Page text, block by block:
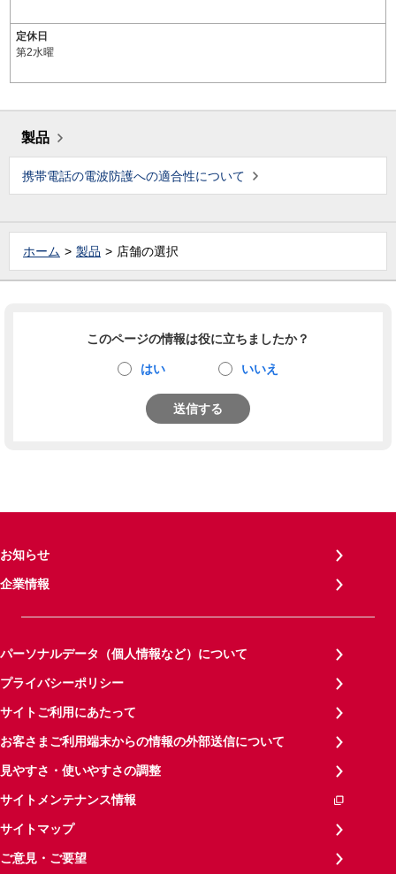
定休日
第2水曜
製品
携帯電話の電波防護への適合性について
ホーム 製品 店舗の選択
このページの情報は役に立ちましたか？
はい いいえ
送信する
お知らせ
企業情報
パーソナルデータ（個人情報など）について
プライバシーポリシー
サイトご利用にあたって
お客さまご利用端末からの情報の外部送信について
見やすさ・使いやすさの調整
サイトメンテナンス情報
サイトマップ
ご意見・ご要望